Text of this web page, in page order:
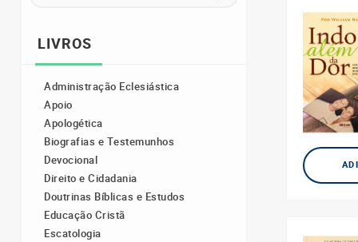
LIVROS
Administração Eclesiástica
Apoio
Apologética
Biografias e Testemunhos
Devocional
Direito e Cidadania
Doutrinas Bíblicas e Estudos
Educação Cristã
Escatologia